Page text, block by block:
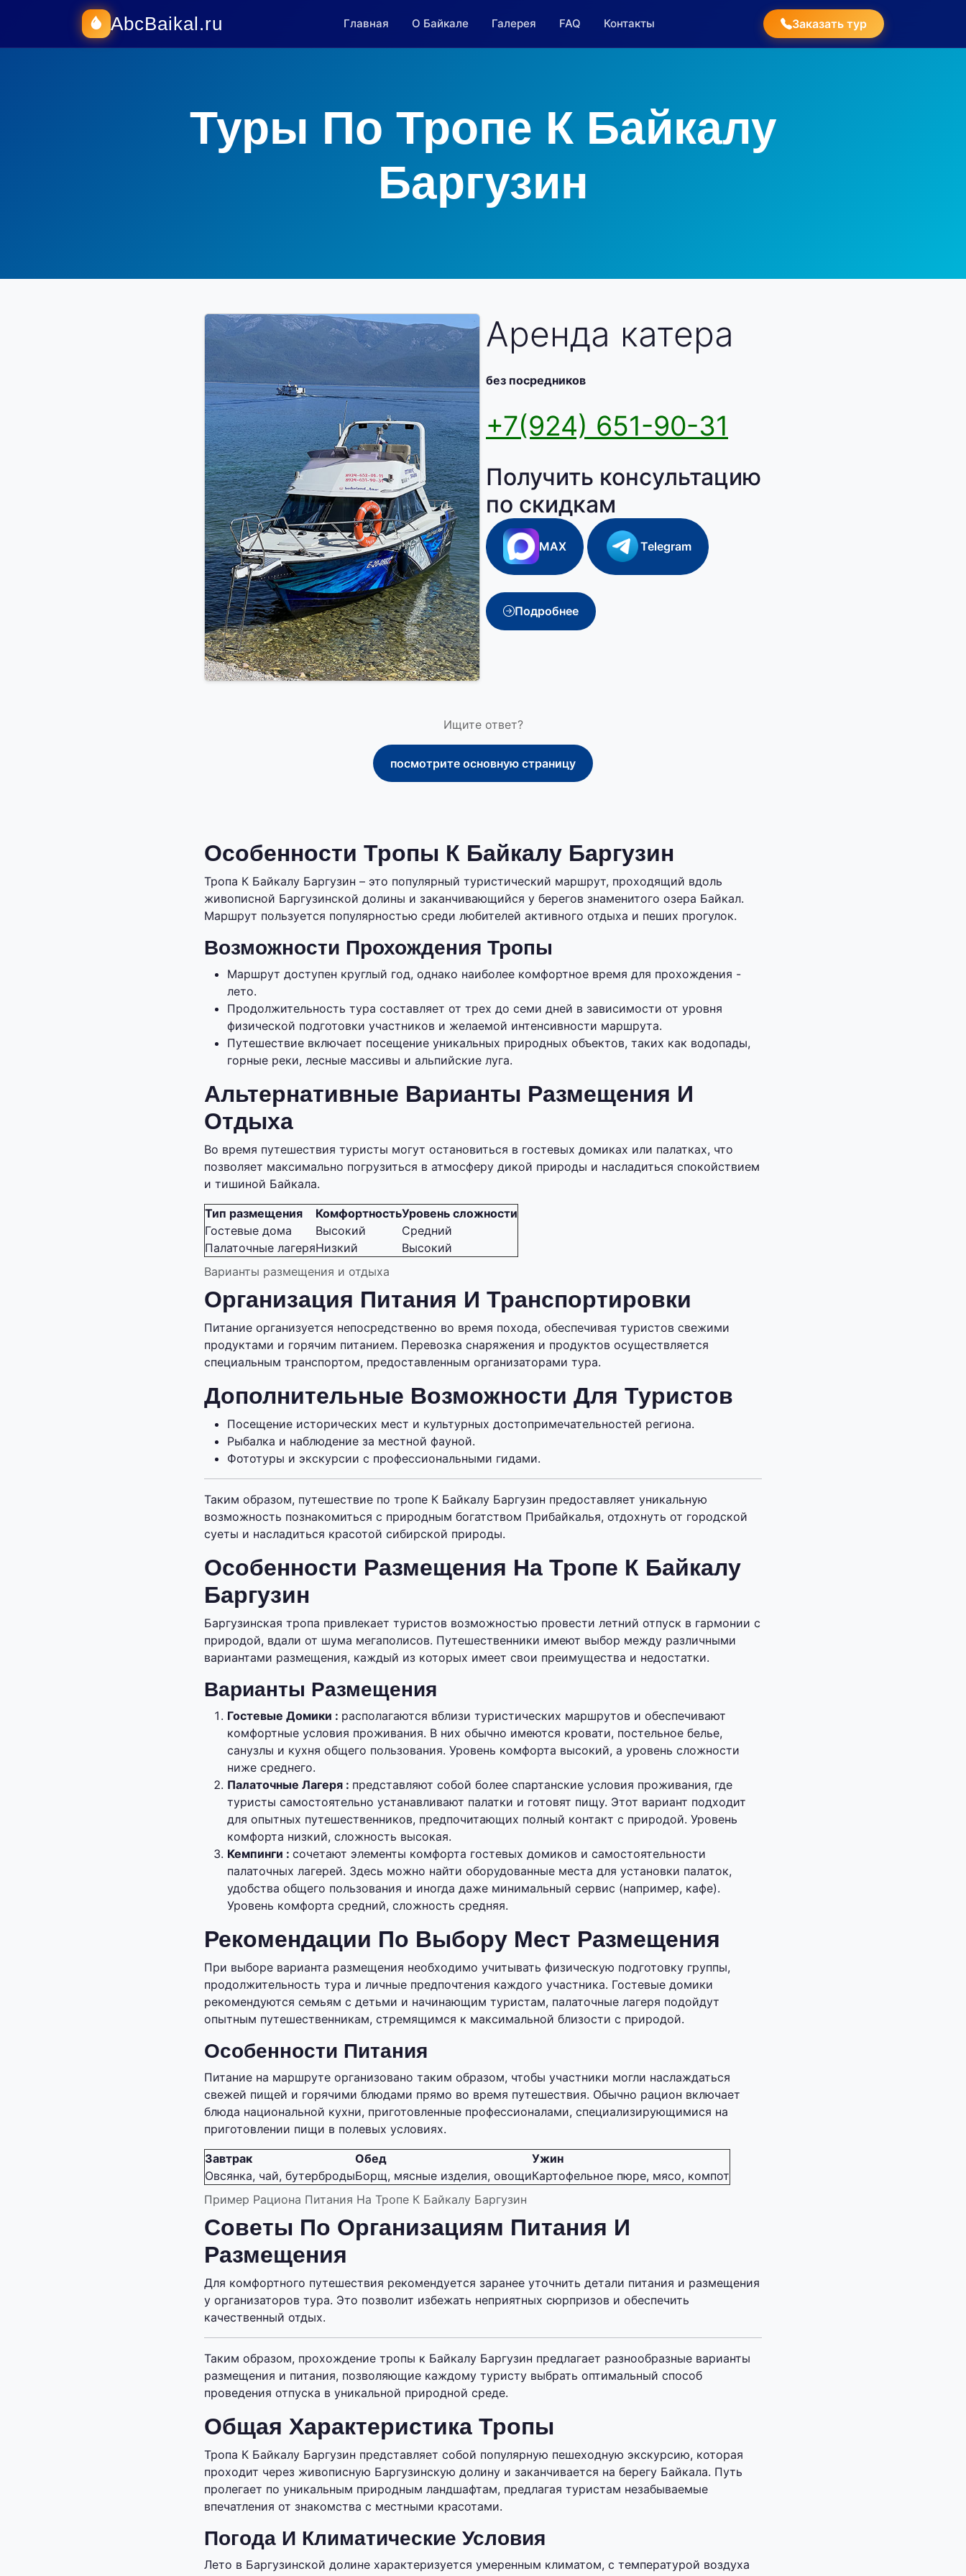
AbcBaikal.ru Главная О Байкале Галерея FAQ Контакты Заказать тур
Туры По Тропе К Байкалу
Баргузин
Аренда катера
без посредников
+7(924) 651-90-31
Получить консультацию
по скидкам
MAX Telegram
Подробнее
Ищите ответ?
посмотрите основную страницу
Особенности Тропы К Байкалу Баргузин
Тропа К Байкалу Баргузин – это популярный туристический маршрут, проходящий вдоль
живописной Баргузинской долины и заканчивающийся у берегов знаменитого озера Байкал.
Маршрут пользуется популярностью среди любителей активного отдыха и пеших прогулок.
Возможности Прохождения Тропы
Маршрут доступен круглый год, однако наиболее комфортное время для прохождения -
лето.
Продолжительность тура составляет от трех до семи дней в зависимости от уровня
физической подготовки участников и желаемой интенсивности маршрута.
Путешествие включает посещение уникальных природных объектов, таких как водопады,
горные реки, лесные массивы и альпийские луга.
Альтернативные Варианты Размещения И
Отдыха
Во время путешествия туристы могут остановиться в гостевых домиках или палатках, что
позволяет максимально погрузиться в атмосферу дикой природы и насладиться спокойствием
и тишиной Байкала.
Варианты размещения и отдыха
Тип размещения КомфортностьУровень сложности
Гостевые дома
Высокий
Средний
Палаточные лагеряНизкий Высокий
Организация Питания И Транспортировки
Питание организуется непосредственно во время похода, обеспечивая туристов свежими
продуктами и горячим питанием. Перевозка снаряжения и продуктов осуществляется
специальным транспортом, предоставленным организаторами тура.
Дополнительные Возможности Для Туристов
Посещение исторических мест и культурных достопримечательностей региона.
Рыбалка и наблюдение за местной фауной.
Фототуры и экскурсии с профессиональными гидами.
Таким образом, путешествие по тропе К Байкалу Баргузин предоставляет уникальную
возможность познакомиться с природным богатством Прибайкалья, отдохнуть от городской
суеты и насладиться красотой сибирской природы.
Особенности Размещения На Тропе К Байкалу
Баргузин
Баргузинская тропа привлекает туристов возможностью провести летний отпуск в гармонии с
природой, вдали от шума мегаполисов. Путешественники имеют выбор между различными
вариантами размещения, каждый из которых имеет свои преимущества и недостатки.
Варианты Размещения
Гостевые Домики : располагаются вблизи туристических маршрутов и обеспечивают
комфортные условия проживания. В них обычно имеются кровати, постельное белье,
санузлы и кухня общего пользования. Уровень комфорта высокий, а уровень сложности
ниже среднего.
Палаточные Лагеря : представляют собой более спартанские условия проживания, где
туристы самостоятельно устанавливают палатки и готовят пищу. Этот вариант подходит
для опытных путешественников, предпочитающих полный контакт с природой. Уровень
комфорта низкий, сложность высокая.
Кемпинги : сочетают элементы комфорта гостевых домиков и самостоятельности
палаточных лагерей. Здесь можно найти оборудованные места для установки палаток,
удобства общего пользования и иногда даже минимальный сервис (например, кафе).
Уровень комфорта средний, сложность средняя.
Рекомендации По Выбору Мест Размещения
При выборе варианта размещения необходимо учитывать физическую подготовку группы,
продолжительность тура и личные предпочтения каждого участника. Гостевые домики
рекомендуются семьям с детьми и начинающим туристам, палаточные лагеря подойдут
опытным путешественникам, стремящимся к максимальной близости с природой.
Особенности Питания
Питание на маршруте организовано таким образом, чтобы участники могли наслаждаться
свежей пищей и горячими блюдами прямо во время путешествия. Обычно рацион включает
блюда национальной кухни, приготовленные профессионалами, специализирующимися на
приготовлении пищи в полевых условиях.
Пример Рациона Питания На Тропе К Байкалу Баргузин
Завтрак Обед
Ужин
Овсянка, чай, бутербродыБорщ, мясные изделия, овощиКартофельное пюре, мясо, компот
Советы По Организациям Питания И
Размещения
Для комфортного путешествия рекомендуется заранее уточнить детали питания и размещения
у организаторов тура. Это позволит избежать неприятных сюрпризов и обеспечить
качественный отдых.
Таким образом, прохождение тропы к Байкалу Баргузин предлагает разнообразные варианты
размещения и питания, позволяющие каждому туристу выбрать оптимальный способ
проведения отпуска в уникальной природной среде.
Общая Характеристика Тропы
Тропа К Байкалу Баргузин представляет собой популярную пешеходную экскурсию, которая
проходит через живописную Баргузинскую долину и заканчивается на берегу Байкала. Путь
пролегает по уникальным природным ландшафтам, предлагая туристам незабываемые
впечатления от знакомства с местными красотами.
Погода И Климатические Условия
Лето в Баргузинской долине характеризуется умеренным климатом, с температурой воздуха